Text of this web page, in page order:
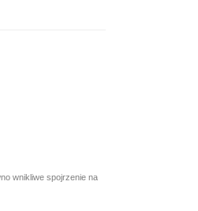
wnikliwe spojrzenie na